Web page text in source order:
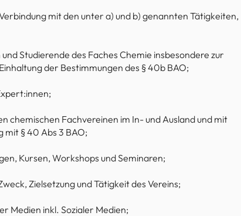
mit den unter a) und b) genannten Tätigkeiten,
Studierende des Faches Chemie insbesondere zur
der Bestimmungen des § 40b BAO;
chemischen Fachvereinen im In- und Ausland und mit
§ 40 Abs 3 BAO;
Kursen, Workshops und Seminaren;
Zielsetzung und Tätigkeit des Vereins;
Medien inkl. Sozialer Medien;